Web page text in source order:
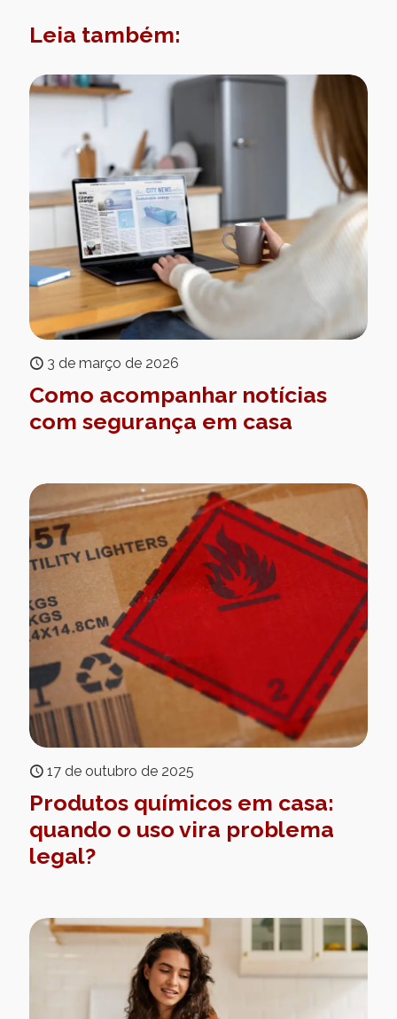
Leia também:
3 de março de 2026
Como acompanhar notícias
com segurança em casa
17 de outubro de 2025
Produtos químicos em casa:
quando o uso vira problema
legal?